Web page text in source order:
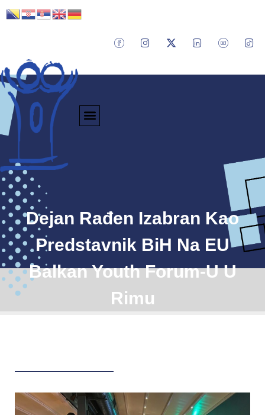
Dejan Rađen Izabran Kao
Predstavnik BiH Na EU
Balkan Youth Forum-U U
Rimu